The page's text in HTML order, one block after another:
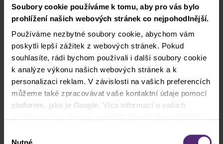
Soubory cookie používáme k tomu, aby pro vás bylo
prohlížení našich webových stránek co nejpohodlnější.
Používáme nezbytné soubory cookie, abychom vám
poskytli lepší zážitek z webových stránek. Pokud
souhlasíte, rádi bychom používali i další soubory cookie
k analýze výkonu našich webových stránek a k
personalizaci reklam. V závislosti na vašich preferencích
můžeme také zpracovávat vaše kontaktní údaje pomocí
platforem, jako je Google. Více informací o vašich
a souhlasíte s tím, že sdílíme vaše informace s třetími
Nutné
si myslíš. Do budoucna by bylo dobré podobné
omyly eliminovat."
Středa 15. 7. : Longování EURJPY se ztrátou 319
Kč
"Tak tohle už bylo vážné. 1000 Kč ztráta za první tři
dny v týdnu. Zde byly EURJPY long."